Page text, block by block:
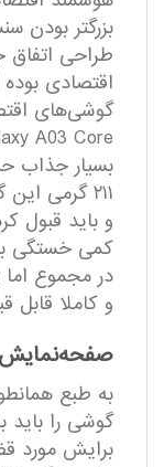
بزرگتر بودن
طراحی اتفاق
اقتصادی بوده
گوشی‌های
بسیار جذاب
۲۱۱ گرمی
و باید قبول
کمی خستگی
و کاملا قابل
به طبع
گوشی را باید
برایش مورد